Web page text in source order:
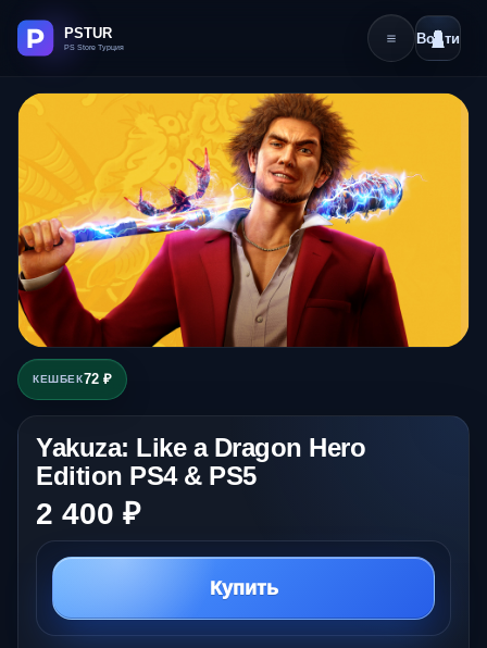
Войти
КЕШБЕК72 ₽
Yakuza: Like a Dragon Hero
Edition PS4 & PS5
2 400 ₽
Купить